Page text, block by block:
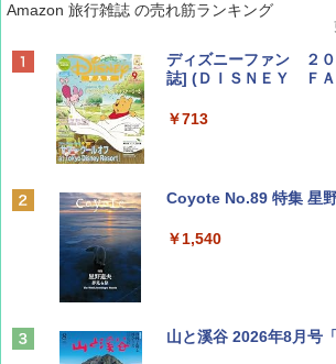
Amazon 旅行雑誌 の売れ筋ランキング
ディズニーファン ２
誌] (ＤＩＳＮＥＹ Ｆ
￥713
Coyote No.89 特集 星
￥1,540
山と溪谷 2026年8月号